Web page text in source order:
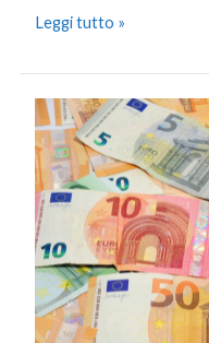
Leggi tutto »
Nel
2022
il
Pil
italiano
è
cresciuto
del
3,7%